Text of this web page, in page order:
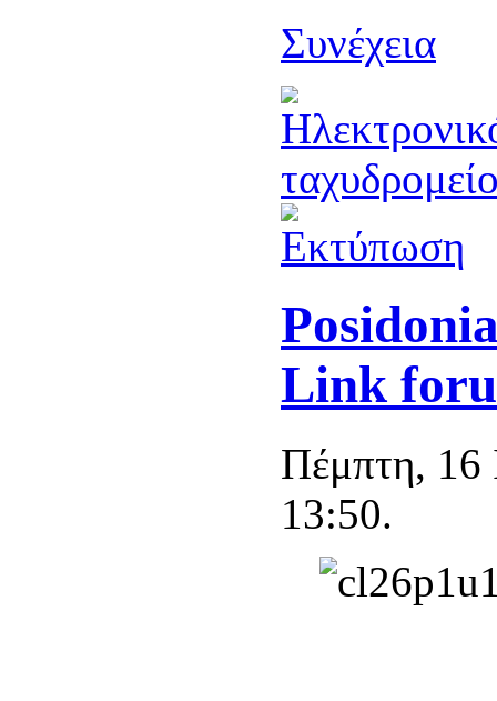
Συνέχεια
Link
Πέμπτη, 16
13:50.